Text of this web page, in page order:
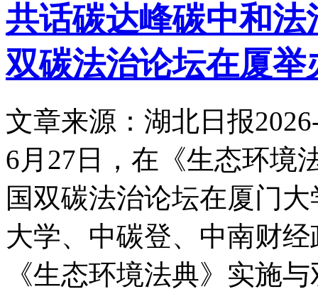
共话碳达峰碳中和
双碳法治论坛在厦举
文章来源：湖北日报
6月27日，在《生态环境
国双碳法治论坛在厦门
大学、中碳登、中南财
《生态环境法典》实施